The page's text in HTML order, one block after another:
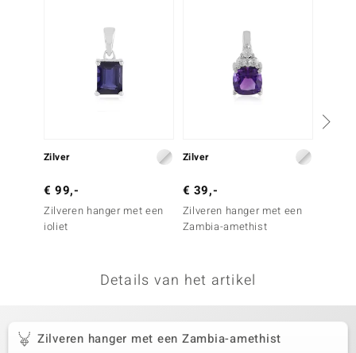
Collection
Zilver
€ 99,-
Zilveren hanger met een
ioliet
Zilver
€ 39,-
Zilveren hanger met een
Zambia-amethist
Details van het artikel
Zilveren hanger met een Zambia-amethist